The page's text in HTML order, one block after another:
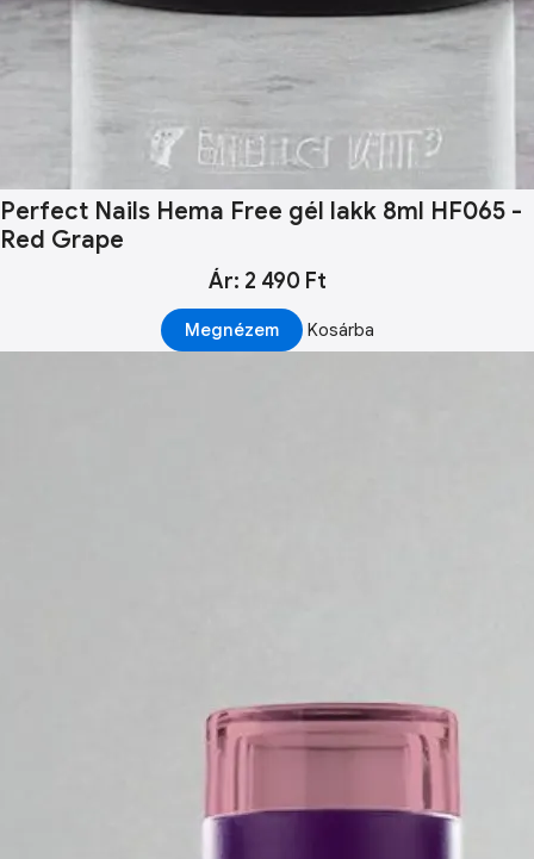
Perfect Nails Hema Free gél lakk 8ml HF065 -
Red Grape
Ár: 2 490 Ft
Megnézem Kosárba